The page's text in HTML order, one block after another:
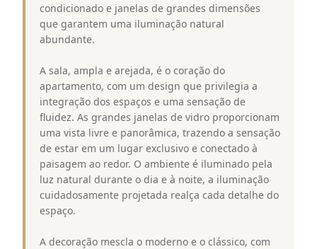
condicionado e janelas de grandes dimensões
que garantem uma iluminação natural
abundante.
A sala, ampla e arejada, é o coração do
apartamento, com um design que privilegia a
integração dos espaços e uma sensação de
fluidez. As grandes janelas de vidro proporcionam
uma vista livre e panorâmica, trazendo a sensação
de estar em um lugar exclusivo e conectado à
paisagem ao redor. O ambiente é iluminado pela
luz natural durante o dia e à noite, a iluminação
cuidadosamente projetada realça cada detalhe do
espaço.
A decoração mescla o moderno e o clássico, com